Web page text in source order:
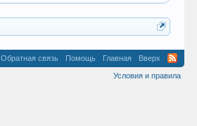
Обратная связь Помощь Главная Вверх
Условия и правила